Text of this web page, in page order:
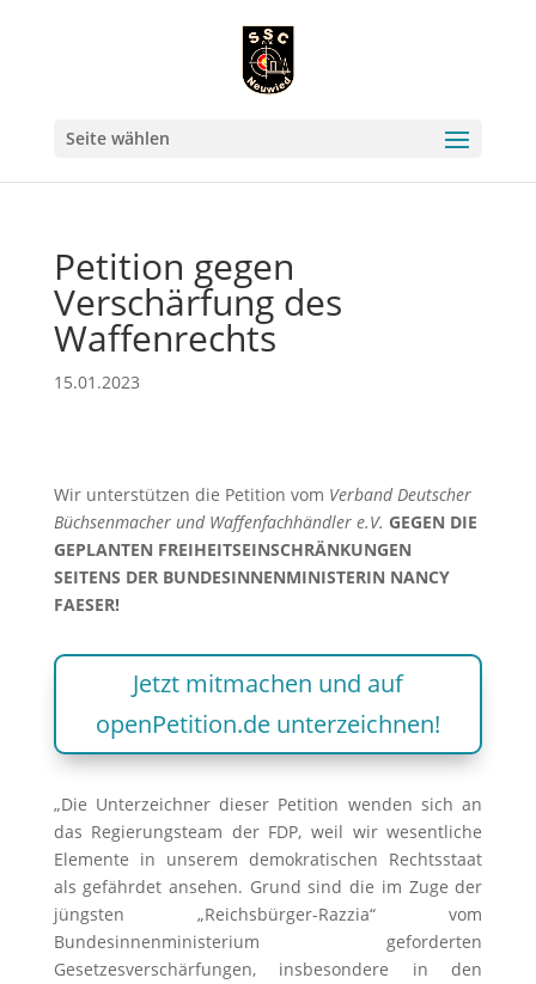
Seite wählen
Petition gegen
Verschärfung des
Waffenrechts
15.01.2023
Wir unterstützen die Petition vom Verband Deutscher
Büchsenmacher und Waffenfachhändler e.V. GEGEN DIE
GEPLANTEN FREIHEITSEINSCHRÄNKUNGEN
SEITENS DER BUNDESINNENMINISTERIN NANCY
FAESER!
Jetzt mitmachen und auf
openPetition.de unterzeichnen!
„Die Unterzeichner dieser Petition wenden sich an
das Regierungsteam der FDP, weil wir wesentliche
Elemente in unserem demokratischen Rechtsstaat
als gefährdet ansehen. Grund sind die im Zuge der
jüngsten „Reichsbürger-Razzia“ vom
Bundesinnenministerium geforderten
Gesetzesverschärfungen, insbesondere in den